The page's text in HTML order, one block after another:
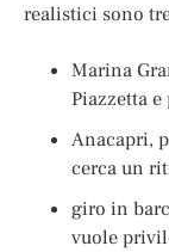
realistici sono
Marina
Piazzetta
Anacapri,
cerca un
giro in
vuole